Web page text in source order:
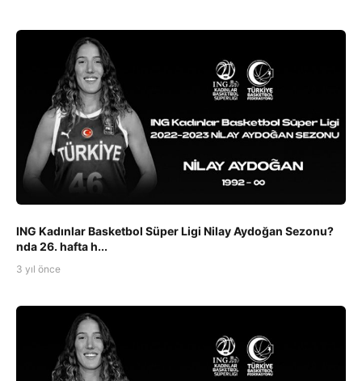
ING Kadınlar Basketbol Süper Ligi Nilay Aydoğan Sezonu?
nda 26. hafta h...
3 yıl önce